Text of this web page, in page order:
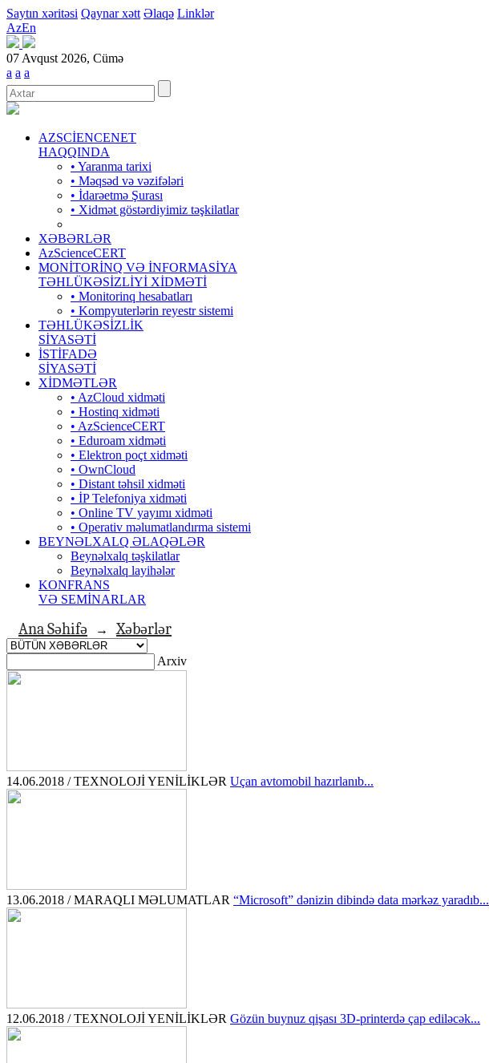
Saytın xəritəsi Qaynar xətt Əlaqə Linklər
AzEn
07 Avqust 2026, Cümə
a a a
AZSCİENCENET
HAQQINDA
• Yaranma tarixi
• Məqsəd və vəzifələri
• İdarəetmə Şurası
• Xidmət göstərdiyimiz təşkilatlar
XƏBƏRLƏR
AzScienceCERT
MONİTORİNQ VƏ İNFORMASİYA
TƏHLÜKƏSİZLİYİ XİDMƏTİ
• Monitorinq hesabatları
• Kompyuterlərin reyestr sistemi
TƏHLÜKƏSİZLİK
SİYASƏTİ
İSTİFADƏ
SİYASƏTİ
XİDMƏTLƏR
• AzCloud xidməti
• Hostinq xidməti
• AzScienceCERT
• Eduroam xidməti
• Elektron poçt xidməti
• OwnCloud
• Distant təhsil xidməti
• İP Telefoniya xidməti
• Оnline TV yayımı xidməti
• Operativ məlumatlandırma sistemi
BEYNƏLXALQ ƏLAQƏLƏR
Beynəlxalq təşkilatlar
Beynəlxalq layihələr
KONFRANS
VƏ SEMİNARLAR
Ana Səhifə → Xəbərlər
Arxiv
14.06.2018 / TEXNOLOJİ YENİLİKLƏR Uçan avtomobil hazırlanıb...
13.06.2018 / MARAQLI MƏLUMATLAR “Microsoft” dənizin dibində data mərkəz yaradıb...
12.06.2018 / TEXNOLOJİ YENİLİKLƏR Gözün buynuz qişası 3D-printerdə çap ediləcək...